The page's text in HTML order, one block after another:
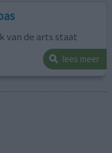
van de arts staat
lees meer